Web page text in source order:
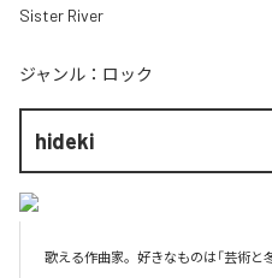
Sister River
ジャンル： ロック
hideki
歌える作曲家。好きなものは「芸術と冬